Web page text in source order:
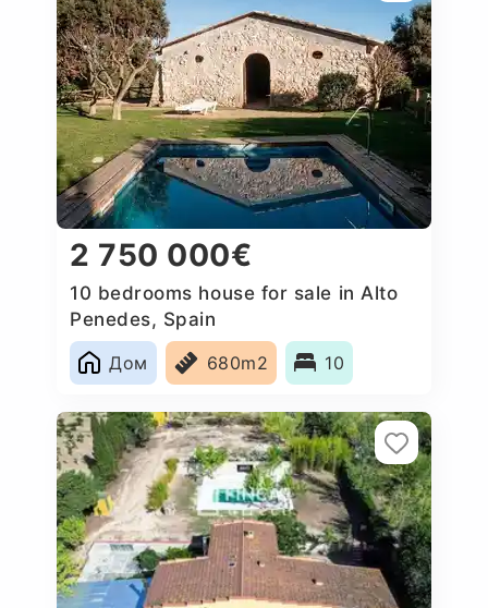
2 750 000€
10 bedrooms house for sale in Alto
Penedes, Spain
Дом
680m2 10